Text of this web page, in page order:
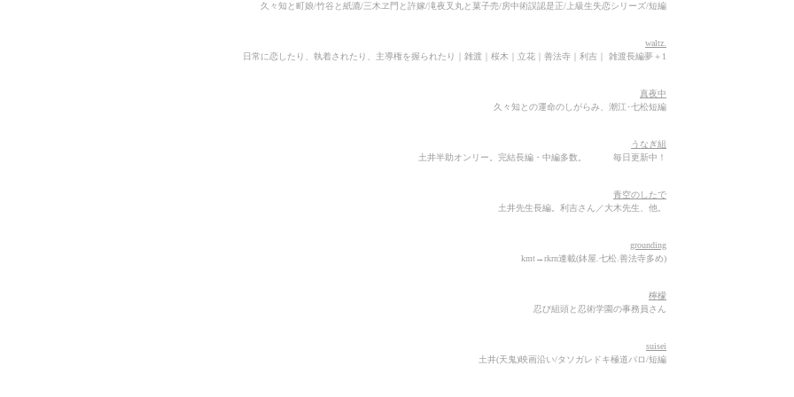
久々知と町娘/竹谷と紙漉/三木ヱ門と許嫁/滝夜叉丸と菓子売/房中術誤認是正/上級生失恋シリーズ/短編
waltz.
日常に恋したり、執着されたり、主導権を握られたり｜雑渡｜桜木｜立花｜善法寺｜利吉｜ 雑渡長編夢＋1
真夜中
久々知との運命のしがらみ、潮江･七松短編
うなぎ組
土井半助オンリー。完結長編・中編多数。 毎日更新中！
青空のしたで
土井先生長編。利吉さん／大木先生、他。
grounding
kmt→rkrn連載(鉢屋.七松.善法寺多め)
檸檬
忍び組頭と忍術学園の事務員さん
suisei
土井(天鬼)映画沿い/タソガレドキ極道パロ/短編